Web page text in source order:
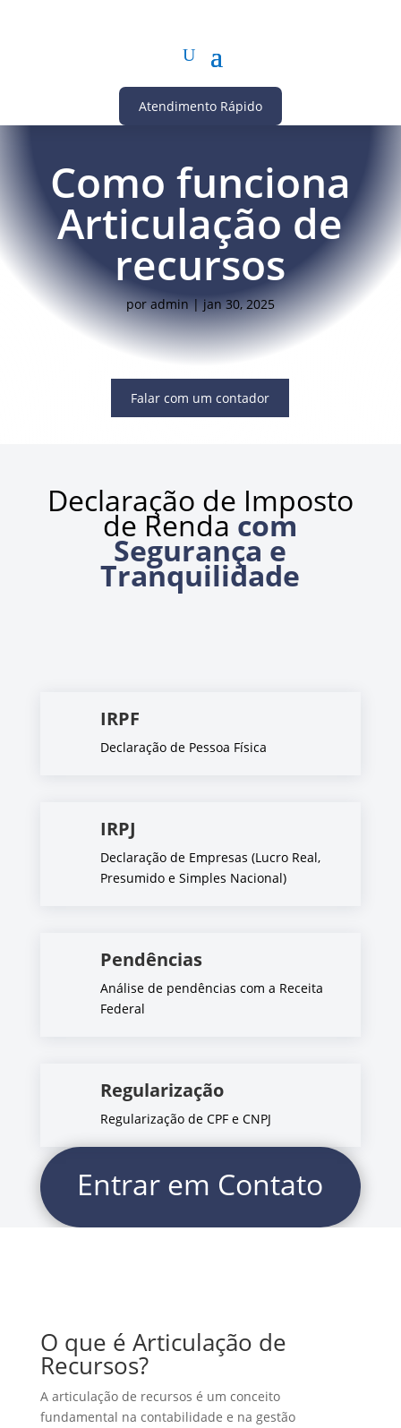
Atendimento Rápido
Como funciona
Articulação de
recursos
poradmin|jan 30, 2025
Falar com um contador
Declaração de Imposto
de Renda com
Segurança e
Tranquilidade
IRPF
Declaração de Pessoa Física
IRPJ
Declaração de Empresas (Lucro Real,
Presumido e Simples Nacional)
Pendências
Análise de pendências com a Receita
Federal
Regularização
Regularização de CPF e CNPJ
Entrar em Contato
O que é Articulação de
Recursos?
A articulação de recursos é um conceito
fundamental na contabilidade e na gestão